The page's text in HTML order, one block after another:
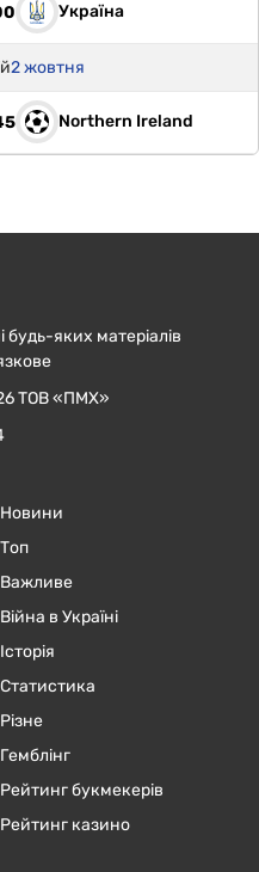
Україна
2 жовтня
Northern Ireland
яких матеріалів
ТОВ «ПМХ»
Новини
Топ
Важливе
Війна в Україні
Історія
Статистика
Різне
Гемблінг
Рейтинг букмекерів
Рейтинг казино